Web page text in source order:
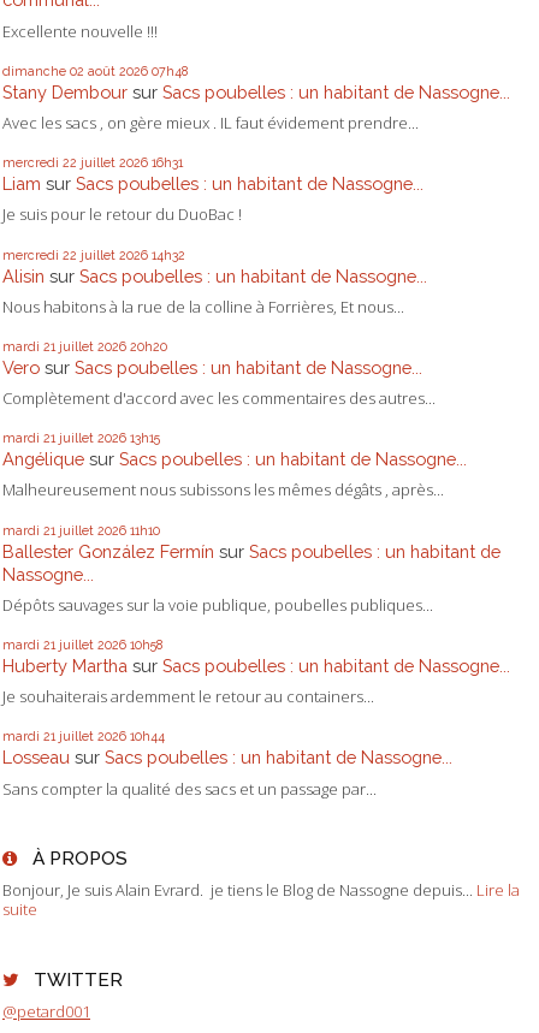
Excellente nouvelle !!!
dimanche 02 août 2026 07h48
Stany Dembour sur Sacs poubelles : un habitant de Nassogne...
Avec les sacs , on gère mieux . IL faut évidement prendre...
mercredi 22 juillet 2026 16h31
Liam sur Sacs poubelles : un habitant de Nassogne...
Je suis pour le retour du DuoBac !
mercredi 22 juillet 2026 14h32
Alisin sur Sacs poubelles : un habitant de Nassogne...
Nous habitons à la rue de la colline à Forrières, Et nous...
mardi 21 juillet 2026 20h20
Vero sur Sacs poubelles : un habitant de Nassogne...
Complètement d'accord avec les commentaires des autres...
mardi 21 juillet 2026 13h15
Angélique sur Sacs poubelles : un habitant de Nassogne...
Malheureusement nous subissons les mêmes dégâts , après...
mardi 21 juillet 2026 11h10
Ballester González Fermín sur Sacs poubelles : un habitant de
Nassogne...
Dépôts sauvages sur la voie publique, poubelles publiques...
mardi 21 juillet 2026 10h58
Huberty Martha sur Sacs poubelles : un habitant de Nassogne...
Je souhaiterais ardemment le retour au containers...
mardi 21 juillet 2026 10h44
Losseau sur Sacs poubelles : un habitant de Nassogne...
Sans compter la qualité des sacs et un passage par...
À PROPOS
Bonjour, Je suis Alain Evrard. je tiens le Blog de Nassogne depuis... Lire la
suite
TWITTER
@petard001